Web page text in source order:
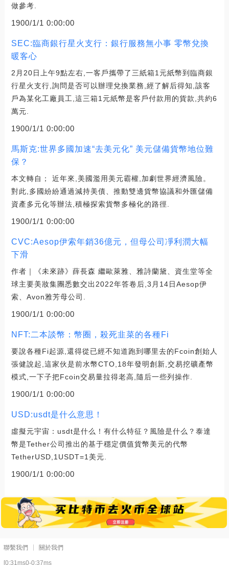
做參考.
1900/1/1 0:00:00
SEC:臨商銀行星火支行：銀行服務無小事 零幣兌換
暖客心
2月20日上午9點左右,一客戶攜帶了三紙箱1元紙幣到臨商銀
行星火支行,詢問是否可以辦理兌換業務,經了解后得知,該客
戶為某化工廠員工,這三箱1元紙幣是客戶付款用的貨款,共約6
萬元.
1900/1/1 0:00:00
馬斯克:世界多國加速“去美元化” 美元儲備貨幣地位難
保？
本文轉自； 近年來,美國濫用美元霸權,加劇世界經濟風險。
對此,多國紛紛通過減持美債、推動雙邊貨幣協議和外匯儲備
資產多元化等辦法,積極探索貨幣多極化的路徑.
1900/1/1 0:00:00
CVC:Aesop伊索年銷36億元，但母公司凈利潤大幅
下滑
作者｜《未來跡》薛長森 繼歐萊雅、雅詩蘭黛、資生堂等全
球主要美妝集團悉數交出2022年答卷后,3月14日Aesop伊
索、Avon雅芳母公司.
1900/1/1 0:00:00
NFT:二本談幣：幣圈，殺死韭菜的各種Fi
要說各種Fi起源,還得從已經不知道跑到哪里去的Fcoin創始人
張健說起,這家伙是前水幣CTO,18年發明創新,交易挖礦產幣
模式,一下子把Fcoin交易量拉得老高,隨后一些列操作.
1900/1/1 0:00:00
USD:usdt是什么意思！
虛擬元宇宙：usdt是什么！有什么特征？風險是什么？泰達
幣是Tether公司推出的基于穩定價值貨幣美元的代幣
TetherUSD,1USDT=1美元.
1900/1/1 0:00:00
聯繫我們 關於我們
[0:31ms0-0:37ms